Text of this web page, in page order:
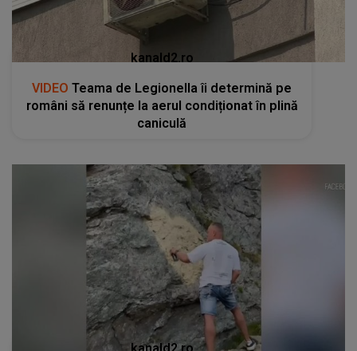
kanald2.ro
VIDEO Teama de Legionella îi determină pe
români să renunțe la aerul condiționat în plină
caniculă